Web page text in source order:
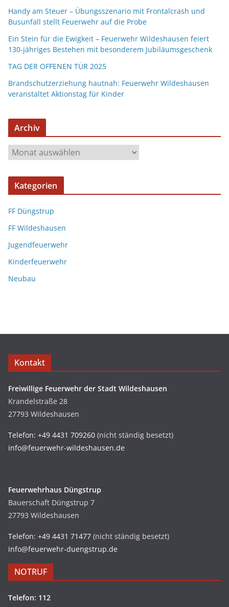
Handy am Steuer – Übungsszenario mit Frontalcrash und
Busunfall stellt Feuerwehr auf die Probe
Ein Stein für die Ewigkeit – Feuerwehr Wildeshausen feiert
130-jähriges Bestehen mit besonderem Jubiläumsgeschenk
TAG DER OFFENEN TÜR 2025
Brandschutzerziehung hautnah: Feuerwehr Wildeshausen
veranstaltet Aktionstag für Kinder
Archiv
Kategorien
FF Düngstrup
FF Wildeshausen
Jugendfeuerwehr
Kinderfeuerwehr
Neubau
Kontakt
Freiwillige Feuerwehr der Stadt Wildeshausen
Krandelstraße 28
27793 Wildeshausen
Telefon: +49 4431 709260 (nicht ständig besetzt)
info@feuerwehr-wildeshausen.de
Feuerwehrhaus Düngstrup
Bauerschaft Düngstrup 7
27793 Wildeshausen
Telefon: +49 4431 71477 (nicht ständig besetzt)
info@feuerwehr-duengstrup.de
NOTRUF
Telefon: 112